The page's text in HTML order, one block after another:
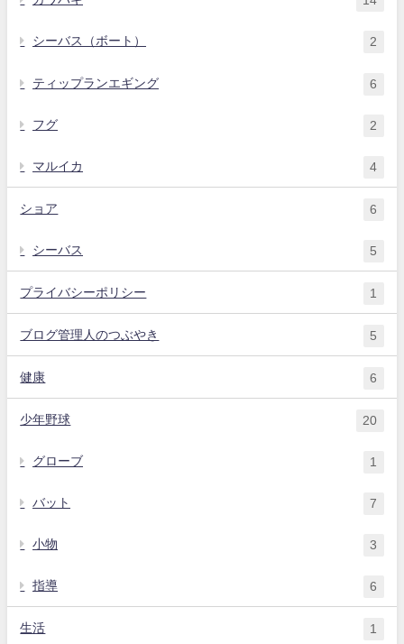
シーバス（ボート） 2
ティップランエギング 6
フグ 2
マルイカ 4
ショア 6
シーバス 5
プライバシーポリシー 1
ブログ管理人のつぶやき 5
健康 6
少年野球 20
グローブ 1
バット 7
小物 3
指導 6
生活 1